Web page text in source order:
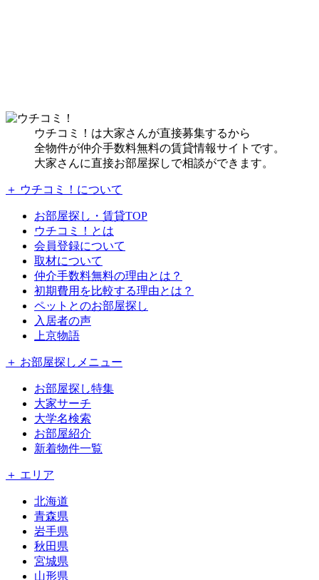
ウチコミ！は大家さんが直接募集するから
全物件が仲介手数料無料の賃貸情報サイトです。
大家さんに直接お部屋探しで相談ができます。
＋ ウチコミ！について
お部屋探し・賃貸TOP
ウチコミ！とは
会員登録について
取材について
仲介手数料無料の理由とは？
初期費用を比較する理由とは？
ペットとのお部屋探し
入居者の声
上京物語
＋ お部屋探しメニュー
お部屋探し特集
大家サーチ
大学名検索
お部屋紹介
新着物件一覧
＋ エリア
北海道
青森県
岩手県
秋田県
宮城県
山形県